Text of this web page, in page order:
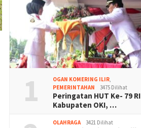
1 OGAN KOMERING ILIR,
PEMERINTAHAN
3475 Dilihat
Peringatan HUT Ke- 79 RI
Kabupaten OKI, …
OLAHRAGA 3421 Dilihat